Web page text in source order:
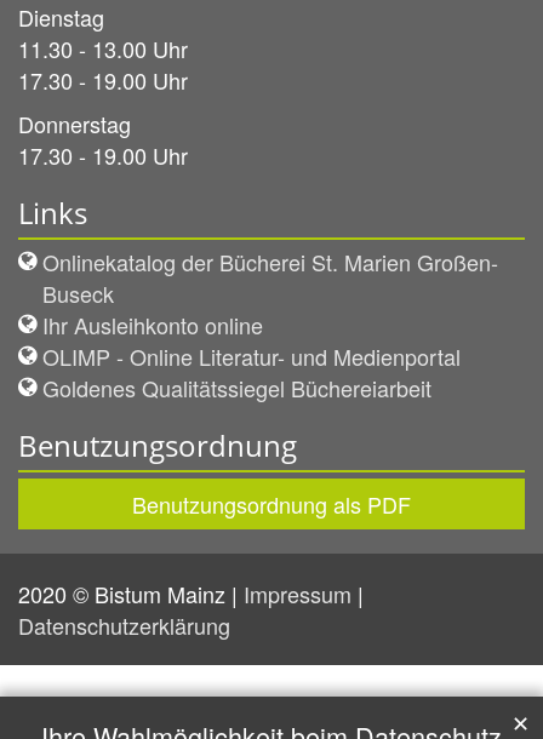
Dienstag
11.30 - 13.00 Uhr
17.30 - 19.00 Uhr
Donnerstag
17.30 - 19.00 Uhr
Links
Onlinekatalog der Bücherei St. Marien Großen-
Buseck
Ihr Ausleihkonto online
OLIMP - Online Literatur- und Medienportal
Goldenes Qualitätssiegel Büchereiarbeit
Benutzungsordnung
Benutzungsordnung als PDF
2020 © Bistum Mainz | Impressum |
Datenschutzerklärung
✕